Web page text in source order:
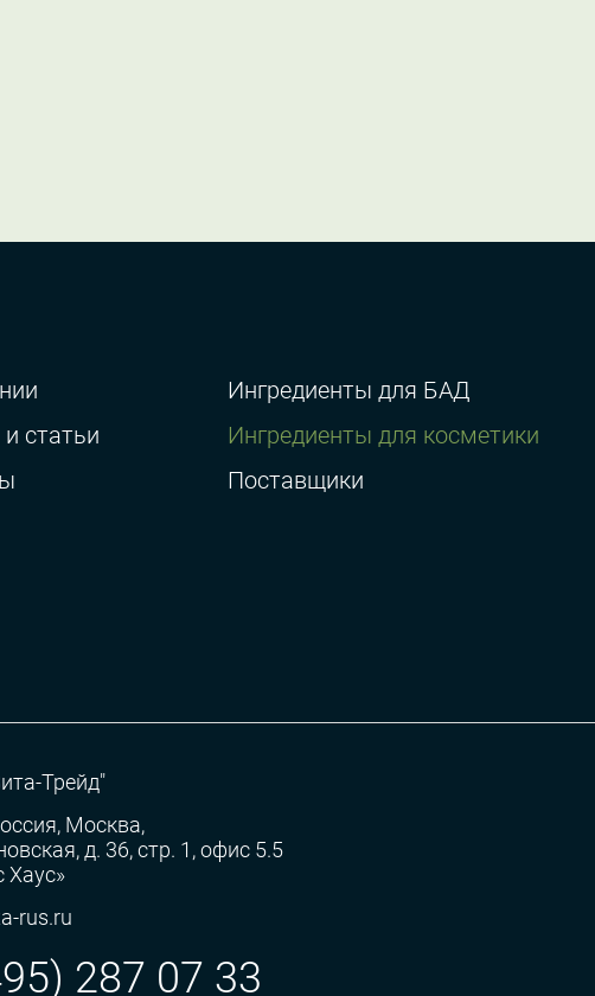
287 07 33
статьи
Ингредиенты для БАД
Ингредиенты для косметики
Поставщики
Трейд"
Москва,
д. 36, стр. 1, офис 5.5
Хаус»
rus.ru